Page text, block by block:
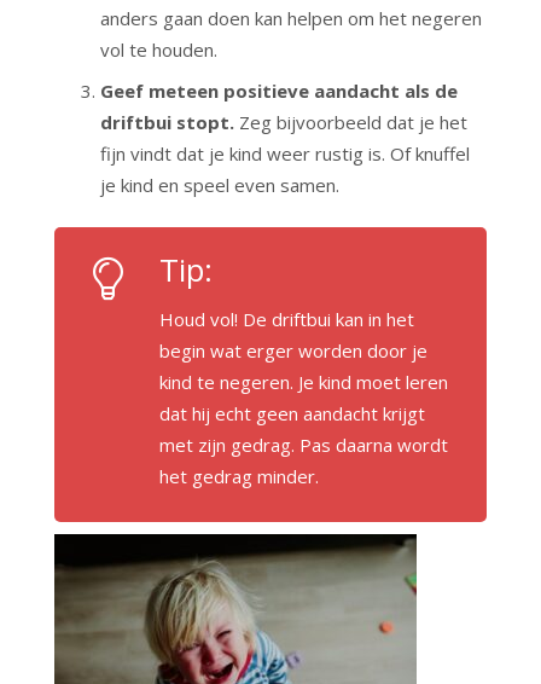
anders gaan doen kan helpen om het negeren
vol te houden.
Geef meteen positieve aandacht als de
driftbui stopt. Zeg bijvoorbeeld dat je het
fijn vindt dat je kind weer rustig is. Of knuffel
je kind en speel even samen.
Tip:
Houd vol! De driftbui kan in het
begin wat erger worden door je
kind te negeren. Je kind moet leren
dat hij echt geen aandacht krijgt
met zijn gedrag. Pas daarna wordt
het gedrag minder.